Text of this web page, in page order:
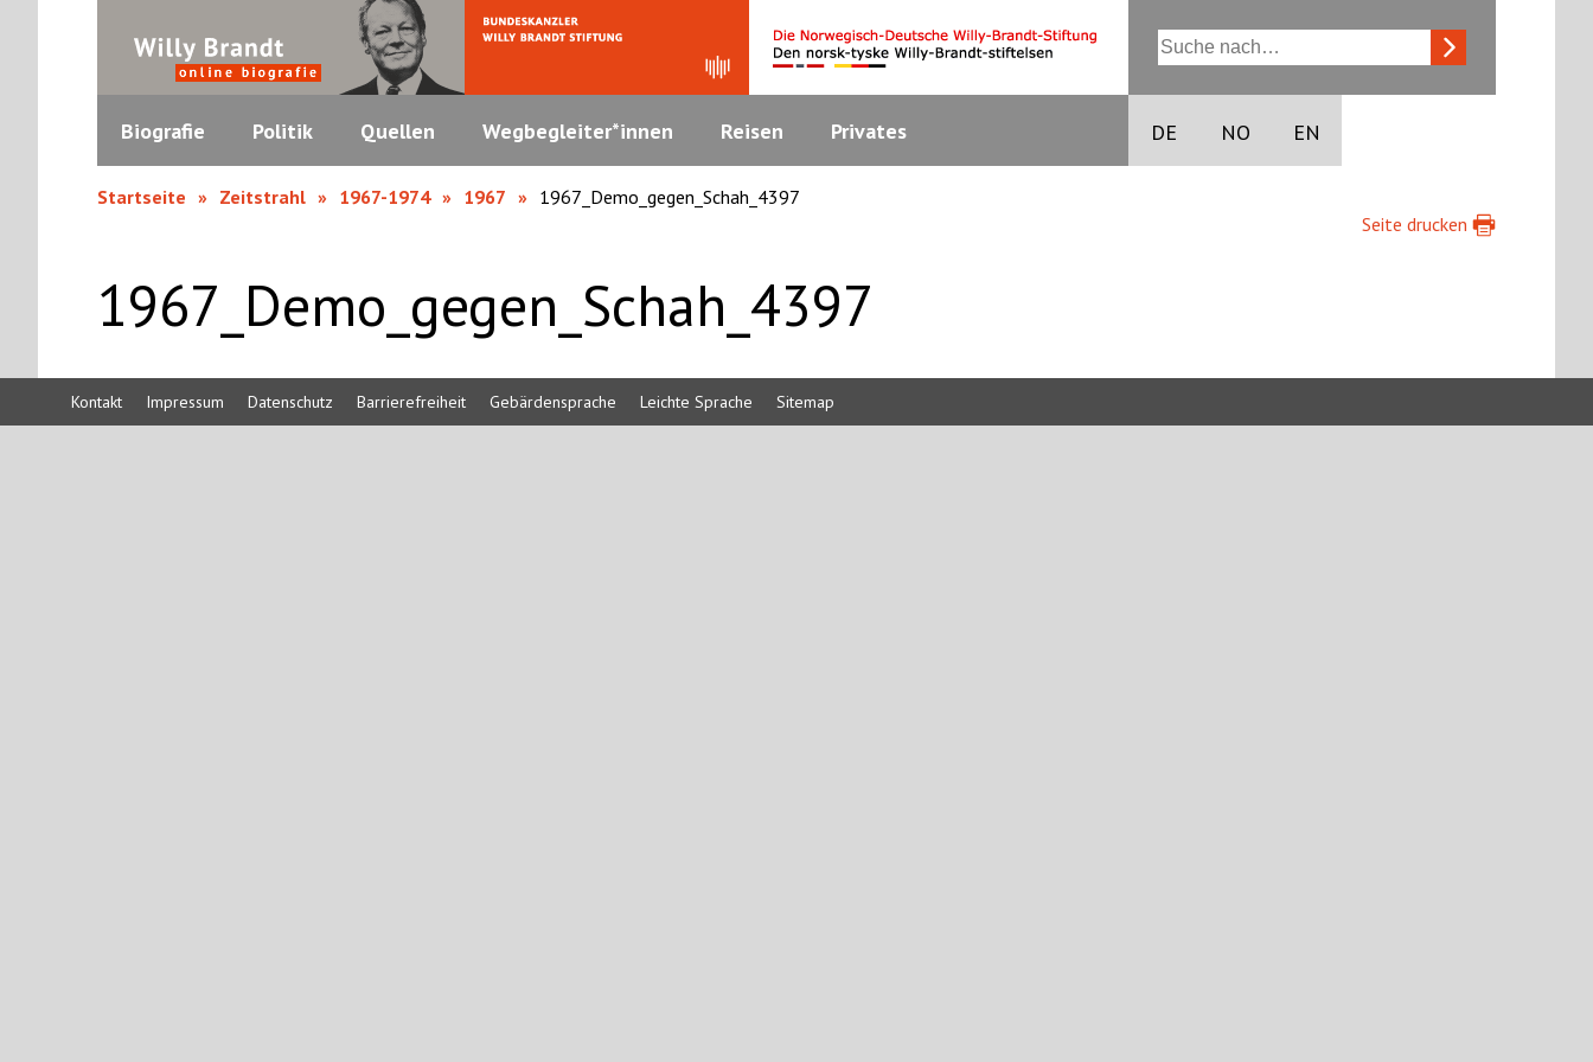
Biografie Politik Quellen Wegbegleiter*innen Reisen Privates DE NO EN
Startseite Zeitstrahl 1967-1974 1967
1967_Demo_gegen_Schah_4397
Seite drucken
1967_Demo_gegen_Schah_4397
Kontakt Impressum Datenschutz Barrierefreiheit Gebärdensprache Leichte Sprache Sitemap